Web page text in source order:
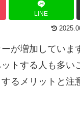
LINE
が増加していま
トする人も多い
るメリットと注